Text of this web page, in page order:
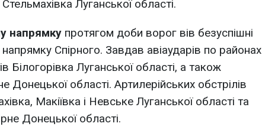
Луганської області.
напрямку протягом доби ворог вів безуспішні
напрямку Спірного. Завдав авіаударів по районах
Білогорівка Луганської області, а також
Донецької області. Артилерійських обстрілів
Макіївка і Невське Луганської області та
Донецької області.